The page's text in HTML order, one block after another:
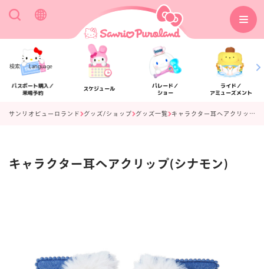
検索 Language
パスポート購入／
来場予約
スケジュール
パレード／
ショー
ライド／
アミューズメント
アクセス フロアマップ
楽しみ方 サービスガイド
サンリオピューロランド グッズ/ショップ グッズ一覧 キャラクター耳ヘアクリップ(シナモン)
キャラクター耳ヘアクリップ(シナモン)